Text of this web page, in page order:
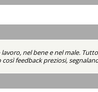
nel bene e nel male.
feedback preziosi,